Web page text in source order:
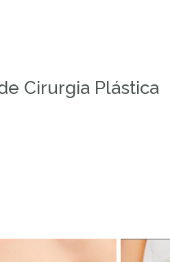
Cirurgia Plástica